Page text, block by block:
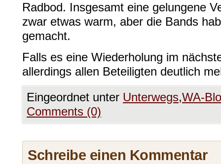
Radbod. Insgesamt eine gelungene
zwar etwas warm, aber die Bands
gemacht.
Falls es eine Wiederholung im
allerdings allen Beteiligten deutlich
Eingeordnet unter Unterwegs,WA-
Comments (0)
Schreibe einen Kommentar